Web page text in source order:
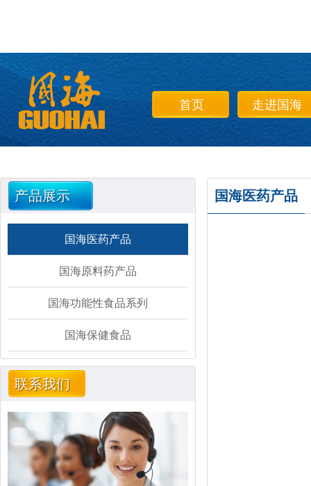
首页 走进国海
产品展示
国海医药产品
国海原料药产品
国海功能性食品系列
国海保健食品
联系我们
国海医药产品